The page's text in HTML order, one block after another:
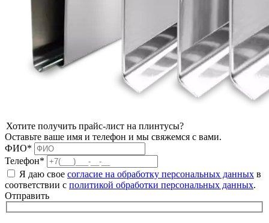
Хотите получить прайс-лист на плинтусы?
Оставьте ваше имя и телефон и мы свяжемся с вами.
ФИО*
Телефон*
Я даю свое согласие на обработку персональных данных в
соответствии с политикой обработки персональных данных.
Отправить